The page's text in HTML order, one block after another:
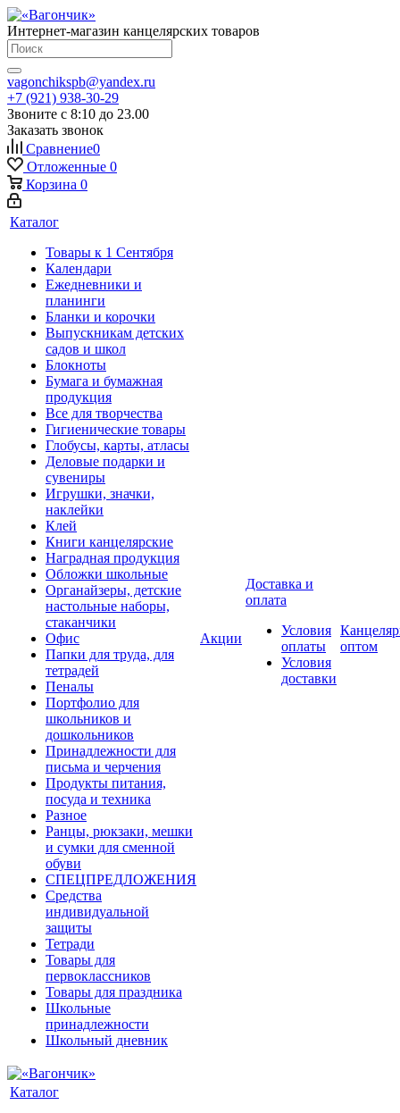
Интернет-магазин канцелярских товаров
vagonchikspb@yandex.ru
+7 (921) 938-30-29
Звоните с 8:10 до 23.00
Заказать звонок
Сравнение0
Отложенные 0
Корзина 0
Каталог
Товары к 1 Сентября
Календари
Ежедневники и
планинги
Бланки и корочки
Выпускникам детских
садов и школ
Блокноты
Бумага и бумажная
продукция
Все для творчества
Гигиенические товары
Глобусы, карты, атласы
Деловые подарки и
сувениры
Игрушки, значки,
наклейки
Клей
Книги канцелярские
Наградная продукция
Обложки школьные
Органайзеры, детские
настольные наборы,
стаканчики
Офис
Папки для труда, для
тетрадей
Пеналы
Портфолио для
школьников и
дошкольников
Принадлежности для
письма и черчения
Продукты питания,
посуда и техника
Разное
Ранцы, рюкзаки, мешки
и сумки для сменной
обуви
СПЕЦПРЕДЛОЖЕНИЯ
Средства
индивидуальной
защиты
Тетради
Товары для
первоклассников
Товары для праздника
Школьные
принадлежности
Школьный дневник
Акции
Доставка и
оплата
Условия
оплаты
Условия
доставки
оптом
Каталог